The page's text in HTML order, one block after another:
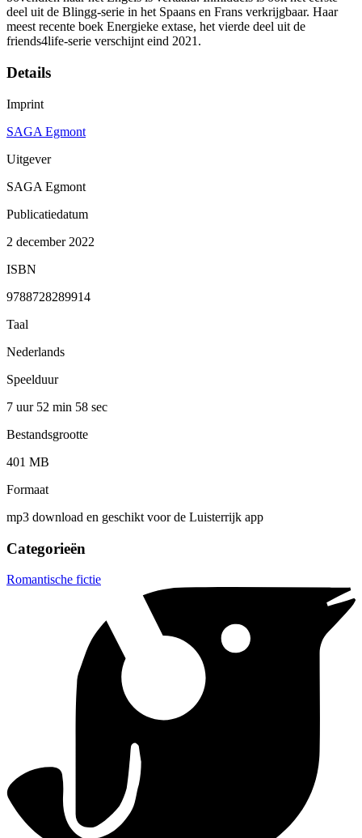
deel uit de Blingg-serie in het Spaans en Frans verkrijgbaar. Haar
meest recente boek Energieke extase, het vierde deel uit de
friends4life-serie verschijnt eind 2021.
Details
Imprint
SAGA Egmont
Uitgever
SAGA Egmont
Publicatiedatum
2 december 2022
ISBN
9788728289914
Taal
Nederlands
Speelduur
7 uur 52 min 58 sec
Bestandsgrootte
401 MB
Formaat
mp3 download en geschikt voor de Luisterrijk app
Categorieën
Romantische fictie